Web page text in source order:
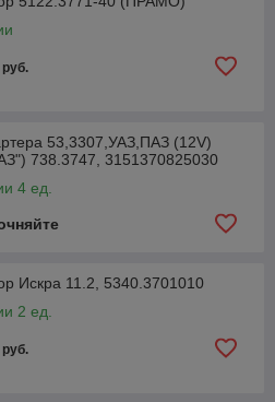
руб.
53,3307,УАЗ,ПАЗ (12V)
738.3747, 3151370825030
4 ед.
Искра 11.2, 5340.3701010
2 ед.
руб.